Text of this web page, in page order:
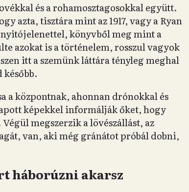
és a rohamosztagosokkal együtt.
azta, tisztára mint az 1917, vagy a Ryan
könyvből meg mint a
azokat is a történelem, rosszul vagyok
itt a szemünk láttára tényleg meghal
a központnak, ahonnan drónokkal és
képekkel informálják őket, hogy
megszerzik a lövészállást, az
van, aki még gránátot próbál dobni,
háborúzni akarsz